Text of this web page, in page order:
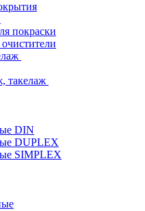
покраски
такелаж
DIN
DUPLEX
SIMPLEX